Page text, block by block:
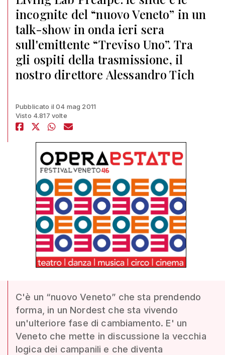
incognite del “nuovo Veneto” in un
talk-show in onda ieri sera
sull'emittente “Treviso Uno”. Tra
gli ospiti della trasmissione, il
nostro direttore Alessandro Tich
Pubblicato il 04 mag 2011
Visto 4.817 volte
C'è un “nuovo Veneto” che sta prendendo
forma, in un Nordest che sta vivendo
un'ulteriore fase di cambiamento. E' un
Veneto che mette in discussione la vecchia
logica dei campanili e che diventa